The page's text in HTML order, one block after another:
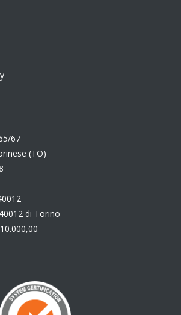
67
(TO)
di Torino